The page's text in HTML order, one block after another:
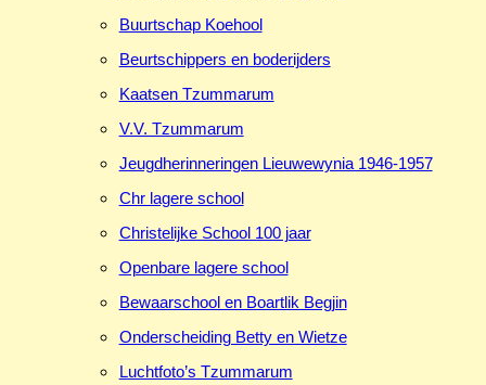
Buurtschap Koehool
Beurtschippers en boderijders
Kaatsen Tzummarum
V.V. Tzummarum
Jeugdherinneringen Lieuwewynia 1946-1957
Chr lagere school
Christelijke School 100 jaar
Openbare lagere school
Bewaarschool en Boartlik Begjin
Onderscheiding Betty en Wietze
Luchtfoto’s Tzummarum